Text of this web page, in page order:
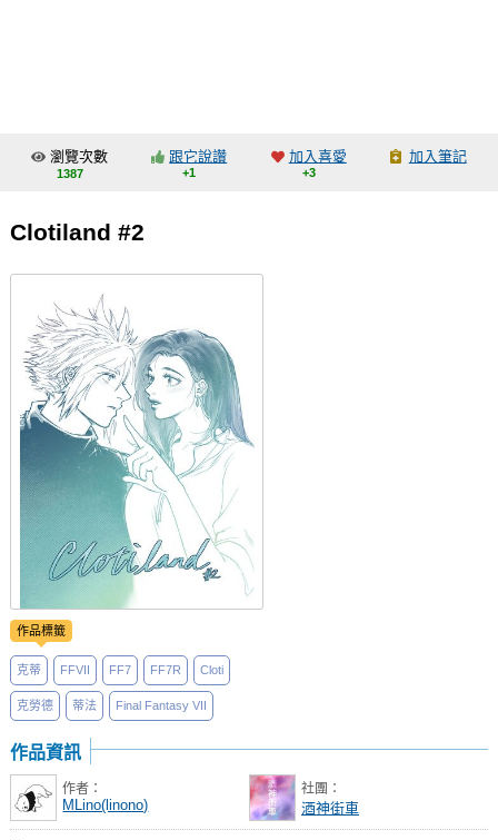
交流中心
會員中心
註冊會員
登入
瀏覽次數
1387
跟它說讚
+1
加入喜愛
+3
加入筆記
Clotiland #2
作品標籤
克蒂 FFVII FF7 FF7R Cloti
克勞德 蒂法 Final Fantasy VII
作品資訊
作者：
MLino(linono)
社團：
酒神街車